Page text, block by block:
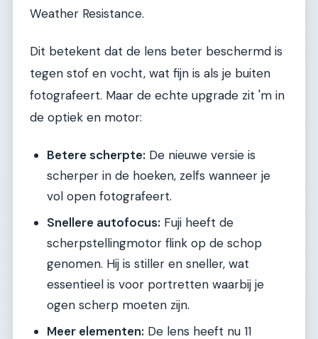
Weather Resistance.
Dit betekent dat de lens beter beschermd is
tegen stof en vocht, wat fijn is als je buiten
fotografeert. Maar de echte upgrade zit 'm in
de optiek en motor:
Betere scherpte: De nieuwe versie is
scherper in de hoeken, zelfs wanneer je
vol open fotografeert.
Snellere autofocus: Fuji heeft de
scherpstellingmotor flink op de schop
genomen. Hij is stiller en sneller, wat
essentieel is voor portretten waarbij je
ogen scherp moeten zijn.
Meer elementen: De lens heeft nu 11